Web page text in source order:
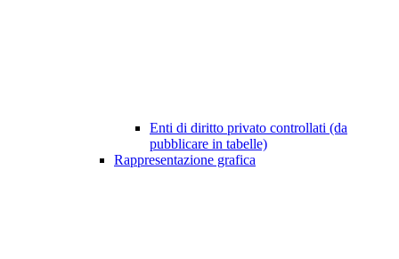
Enti di diritto privato controllati (da
pubblicare in tabelle)
Rappresentazione grafica